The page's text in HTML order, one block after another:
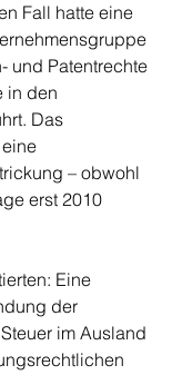
Fall hatte eine
und Patentrechte
in den
Das
– obwohl
erst 2010
Eine
der
im Ausland